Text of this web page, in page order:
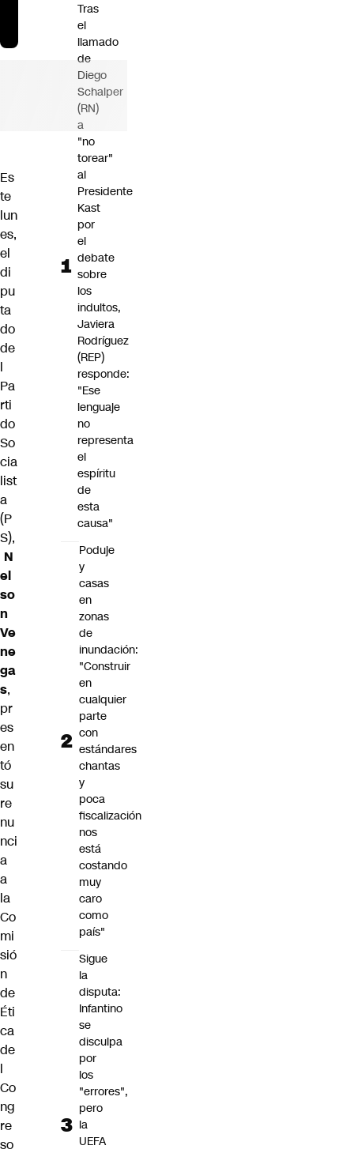
Es
te
lun
es,
el
di
pu
ta
do
de
l
Pa
rti
do
So
cia
list
a
(P
S),
N
el
so
n
Ve
ne
ga
s,
pr
es
en
tó
su
re
nu
nci
a
a
la
Co
mi
sió
n
de
Éti
ca
de
l
Co
ng
re
so
Tras
el
llamado
de
Diego
Schalper
(RN)
a
"no
torear"
al
Presidente
Kast
por
el
debate
sobre
los
indultos,
Javiera
Rodríguez
(REP)
responde:
"Ese
lenguaje
no
representa
el
espíritu
de
esta
causa"
Poduje
y
casas
en
zonas
de
inundación:
"Construir
en
cualquier
parte
con
estándares
chantas
y
poca
fiscalización
nos
está
costando
muy
caro
como
país"
Sigue
la
disputa:
Infantino
se
disculpa
por
los
"errores",
pero
la
UEFA